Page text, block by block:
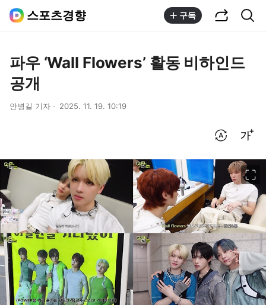
스포츠경향 구독
파우 ‘Wall Flowers’ 활동 비하인드
공개
안병길 기자 2025. 11. 19. 10:19